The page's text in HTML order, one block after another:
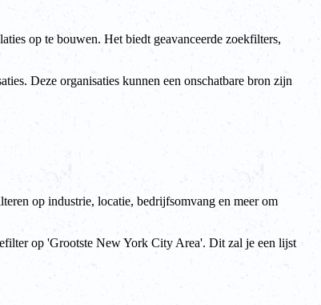
op te bouwen. Het biedt geavanceerde zoekfilters,
Deze organisaties kunnen een onschatbare bron zijn
op industrie, locatie, bedrijfsomvang en meer om
op 'Grootste New York City Area'. Dit zal je een lijst